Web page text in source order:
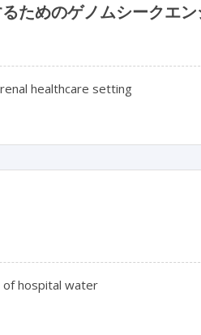
ためのゲノムシークエ
healthcare setting
hospital water